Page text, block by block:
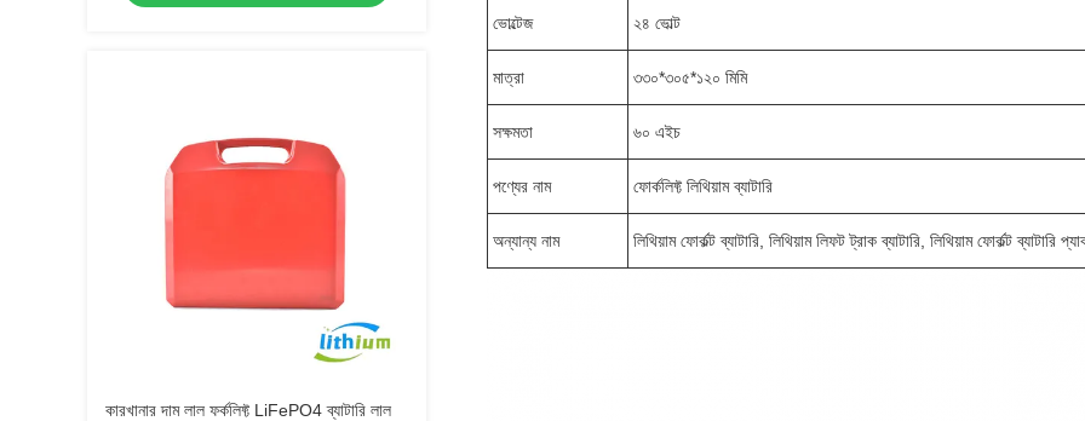
কারখানার দাম লাল ফর্কলিফ্ট LiFePO4 ব্যাটারি লাল
ভোল্টেজ ২৪ ভোল্ট
মাত্রা ৩৩০*৩০৫*১২০ মিমি
সক্ষমতা ৬০ এইচ
পণ্যের নাম ফোর্কলিফ্ট লিথিয়াম ব্যাটারি
অন্যান্য নাম লিথিয়াম ফোর্কল্ট ব্যাটারি, লিথিয়াম লিফট ট্রাক ব্যাটারি, লিথিয়াম ফোর্কল্ট ব্যাটারি